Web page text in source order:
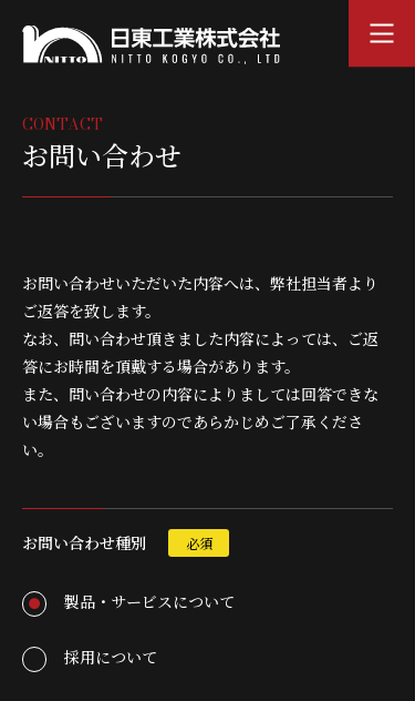
CONTACT
お問い合わせ
お問い合わせいただいた内容へは、弊社担当者より
ご返答を致します。
なお、問い合わせ頂きました内容によっては、ご返
答にお時間を頂戴する場合があります。
また、問い合わせの内容によりましては回答できな
い場合もございますのであらかじめご了承くださ
い。
お問い合わせ種別 必須
製品・サービスについて
採用について